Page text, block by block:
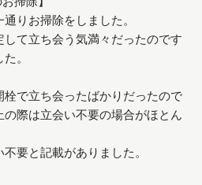
りお掃除をしました。
て立ち会う気満々だったのです
。
で立ち会ったばかりだったので
際は立会い不要の場合がほとん
要と記載がありました。